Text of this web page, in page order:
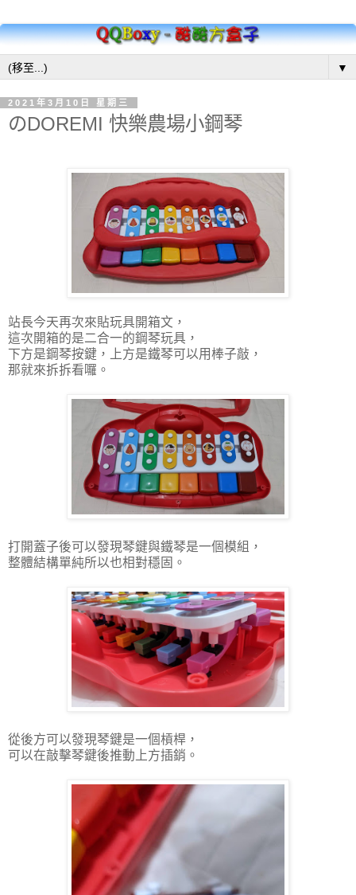
▼
2021年3月10日 星期三
のDOREMI 快樂農場小鋼琴
站長今天再次來貼玩具開箱文，
這次開箱的是二合一的鋼琴玩具，
下方是鋼琴按鍵，上方是鐵琴可以用棒子敲，
那就來拆拆看囉。
打開蓋子後可以發現琴鍵與鐵琴是一個模組，
整體結構單純所以也相對穩固。
從後方可以發現琴鍵是一個槓桿，
可以在敲擊琴鍵後推動上方插銷。